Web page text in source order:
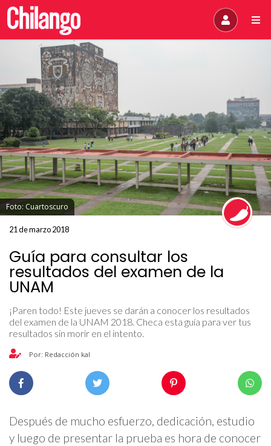
Foto: Cuartoscuro
21 de marzo 2018
Guía para consultar los
resultados del examen de la
UNAM
¡Paren todo! Este jueves se darán a conocer los resultados
del examen de la UNAM 2018. Checa esta guía para ver tus
resultados sin morir en el intento.
Por: Redacción kal
Después de mucho esfuerzo, dedicación, estudio
y luego de presentar la prueba es hora de conocer